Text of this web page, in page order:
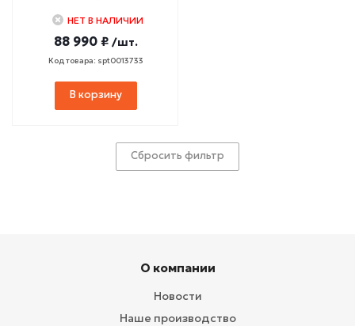
НЕТ В НАЛИЧИИ
88 990 ₽ /шт.
Код товара: spt0013733
В корзину
Сбросить фильтр
О компании
Новости
Наше производство